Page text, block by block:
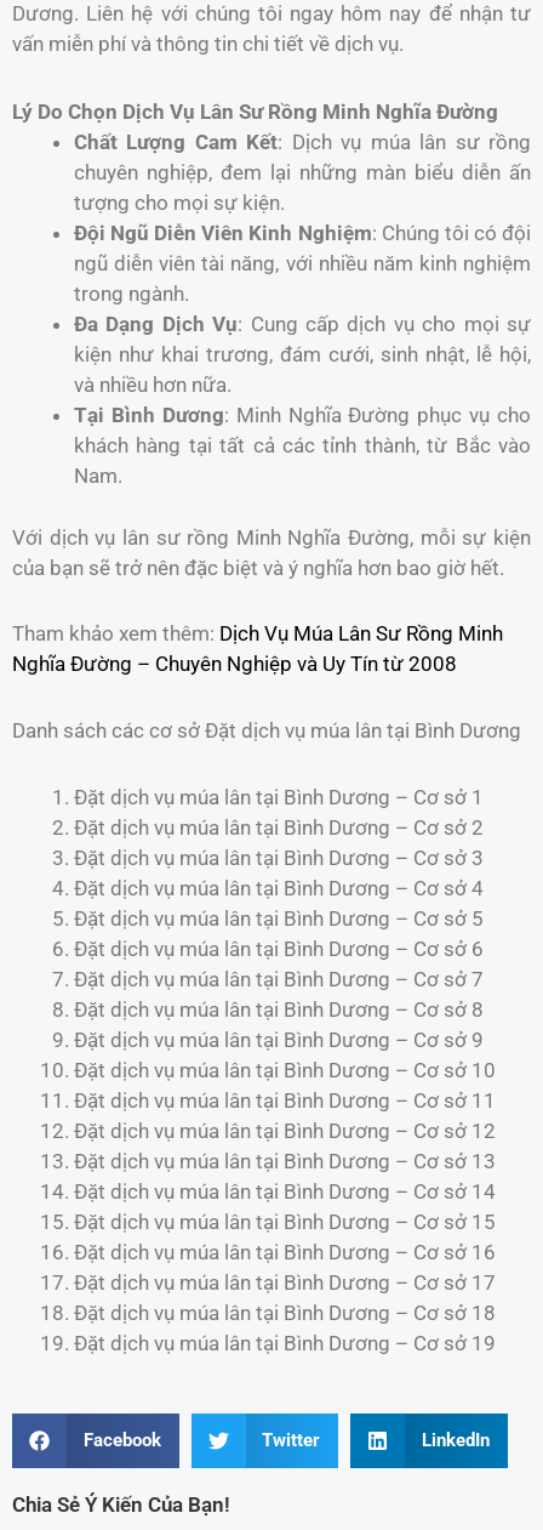
Dương. Liên hệ với chúng tôi ngay hôm nay để nhận tư
vấn miễn phí và thông tin chi tiết về dịch vụ.
Lý Do Chọn Dịch Vụ Lân Sư Rồng Minh Nghĩa Đường
Chất Lượng Cam Kết: Dịch vụ múa lân sư rồng
chuyên nghiệp, đem lại những màn biểu diễn ấn
tượng cho mọi sự kiện.
Đội Ngũ Diễn Viên Kinh Nghiệm: Chúng tôi có đội
ngũ diễn viên tài năng, với nhiều năm kinh nghiệm
trong ngành.
Đa Dạng Dịch Vụ: Cung cấp dịch vụ cho mọi sự
kiện như khai trương, đám cưới, sinh nhật, lễ hội,
và nhiều hơn nữa.
Tại Bình Dương: Minh Nghĩa Đường phục vụ cho
khách hàng tại tất cả các tỉnh thành, từ Bắc vào
Nam.
Với dịch vụ lân sư rồng Minh Nghĩa Đường, mỗi sự kiện
của bạn sẽ trở nên đặc biệt và ý nghĩa hơn bao giờ hết.
Tham khảo xem thêm: Dịch Vụ Múa Lân Sư Rồng Minh
Nghĩa Đường – Chuyên Nghiệp và Uy Tín từ 2008
Danh sách các cơ sở Đặt dịch vụ múa lân tại Bình Dương
Đặt dịch vụ múa lân tại Bình Dương – Cơ sở 1
Đặt dịch vụ múa lân tại Bình Dương – Cơ sở 2
Đặt dịch vụ múa lân tại Bình Dương – Cơ sở 3
Đặt dịch vụ múa lân tại Bình Dương – Cơ sở 4
Đặt dịch vụ múa lân tại Bình Dương – Cơ sở 5
Đặt dịch vụ múa lân tại Bình Dương – Cơ sở 6
Đặt dịch vụ múa lân tại Bình Dương – Cơ sở 7
Đặt dịch vụ múa lân tại Bình Dương – Cơ sở 8
Đặt dịch vụ múa lân tại Bình Dương – Cơ sở 9
Đặt dịch vụ múa lân tại Bình Dương – Cơ sở 10
Đặt dịch vụ múa lân tại Bình Dương – Cơ sở 11
Đặt dịch vụ múa lân tại Bình Dương – Cơ sở 12
Đặt dịch vụ múa lân tại Bình Dương – Cơ sở 13
Đặt dịch vụ múa lân tại Bình Dương – Cơ sở 14
Đặt dịch vụ múa lân tại Bình Dương – Cơ sở 15
Đặt dịch vụ múa lân tại Bình Dương – Cơ sở 16
Đặt dịch vụ múa lân tại Bình Dương – Cơ sở 17
Đặt dịch vụ múa lân tại Bình Dương – Cơ sở 18
Đặt dịch vụ múa lân tại Bình Dương – Cơ sở 19
Facebook Twitter LinkedIn
Chia Sẻ Ý Kiến Của Bạn!